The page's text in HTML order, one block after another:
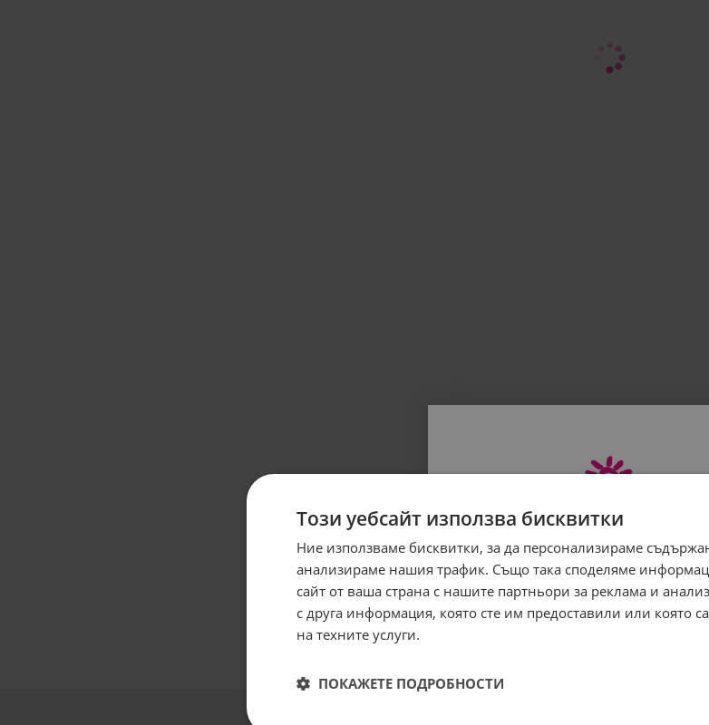
Този уебсайт използва бисквитки
Ние използваме бисквитки, за да персонализираме
анализираме нашия трафик. Също така споделяме
сайт от ваша страна с нашите партньори за реклама и
с друга информация, която сте им предоставили или която
на техните услуги.
ПОКАЖЕТЕ ПОДРОБНОСТИ
Абонирайте се за
и грабнете-5%
Имейл: